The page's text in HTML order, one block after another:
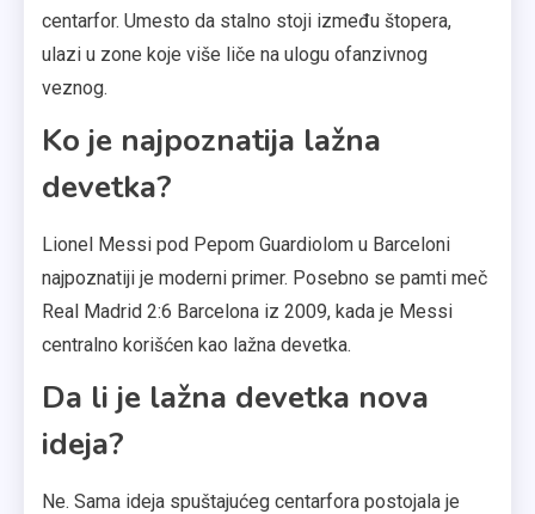
centarfor. Umesto da stalno stoji između štopera,
ulazi u zone koje više liče na ulogu ofanzivnog
veznog.
Ko je najpoznatija lažna
devetka?
Lionel Messi pod Pepom Guardiolom u Barceloni
najpoznatiji je moderni primer. Posebno se pamti meč
Real Madrid 2:6 Barcelona iz 2009, kada je Messi
centralno korišćen kao lažna devetka.
Da li je lažna devetka nova
ideja?
Ne. Sama ideja spuštajućeg centarfora postojala je